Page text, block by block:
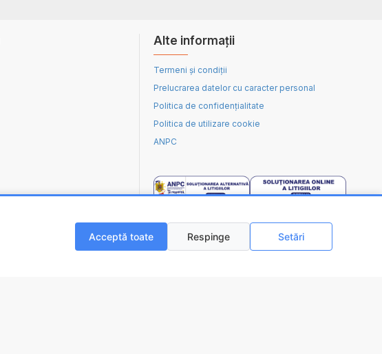
Acceptă toate Respinge Setări
Alte informații
Termeni și condiții
Prelucrarea datelor cu caracter personal
Politica de confidențialitate
Politica de utilizare cookie
ANPC